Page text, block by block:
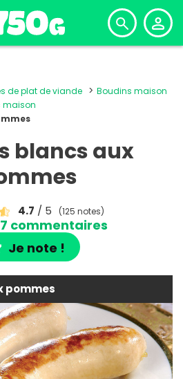
de plat de viande
Boudins maison
maison
blancs aux
4.7 / 5 (125 notes)
commentaires
Je note !
pommes